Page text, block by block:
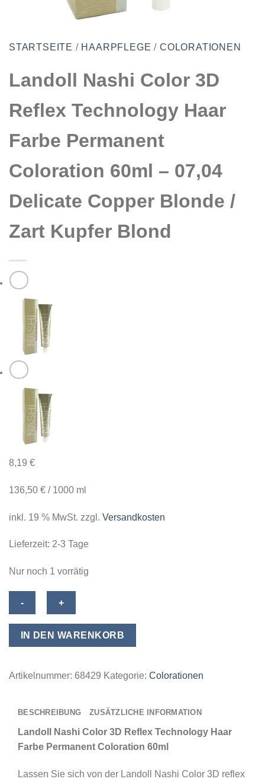
STARTSEITE / HAARPFLEGE / COLORATIONEN
Landoll Nashi Color 3D
Reflex Technology Haar
Farbe Permanent
Coloration 60ml – 07,04
Delicate Copper Blonde /
Zart Kupfer Blond
8,19 €
136,50 € / 1000 ml
inkl. 19 % MwSt. zzgl. Versandkosten
Lieferzeit: 2-3 Tage
Nur noch 1 vorrätig
Landoll
Nashi
Technology
Permanent
Coloration
60ml
07,04
IN DEN WARENKORB
Artikelnummer: 68429 Kategorie: Colorationen
BESCHREIBUNG ZUSÄTZLICHE INFORMATION
Landoll Nashi Color 3D Reflex Technology Haar
Farbe Permanent Coloration 60ml
Lassen Sie sich von der Landoll Nashi Color 3D reflex